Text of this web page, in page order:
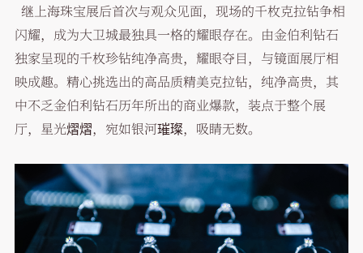
继上海珠宝展后首次与观众见面，现场的千枚克拉钻争相
闪耀，成为大卫城最独具一格的耀眼存在。由金伯利钻石
独家呈现的千枚珍钻纯净高贵，耀眼夺目，与镜面展厅相
映成趣。精心挑选出的高品质精美克拉钻，纯净高贵，其
中不乏金伯利钻石历年所出的商业爆款，装点于整个展
厅，星光熠熠，宛如银河璀璨，吸睛无数。